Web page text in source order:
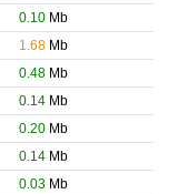
0.10Mb
1.68Mb
0.48Mb
0.14Mb
0.20Mb
0.14Mb
0.03Mb